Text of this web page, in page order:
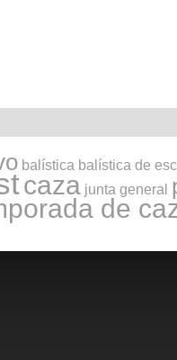
balística balística de
caza junta general
de